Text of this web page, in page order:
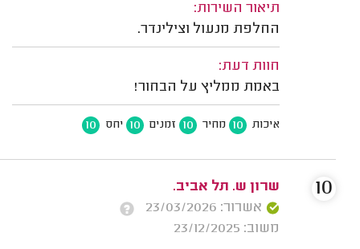
תיאור השירות:
החלפת מנעול וצילינדר.
חוות דעת:
באמת ממליץ על הבחור!
איכות 10 מחיר 10 זמנים 10 יחס 10
שרון ש. תל אביב.
אשרור: 23/03/2026
משוב: 23/12/2025
10